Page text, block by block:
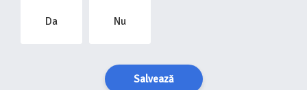
Da Nu
Salvează